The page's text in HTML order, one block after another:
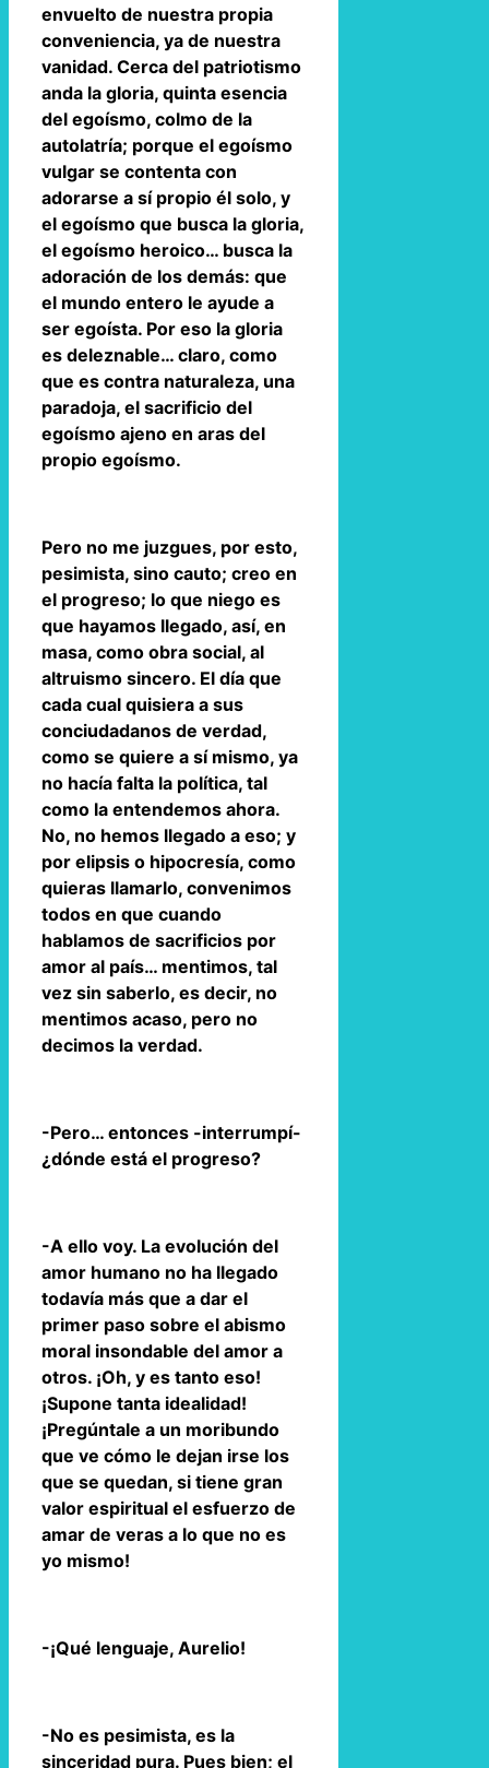
envuelto de nuestra propia
conveniencia, ya de nuestra
vanidad. Cerca del patriotismo
anda la gloria, quinta esencia
del egoísmo, colmo de la
autolatría; porque el egoísmo
vulgar se contenta con
adorarse a sí propio él solo, y
el egoísmo que busca la gloria,
el egoísmo heroico… busca la
adoración de los demás: que
el mundo entero le ayude a
ser egoísta. Por eso la gloria
es deleznable… claro, como
que es contra naturaleza, una
paradoja, el sacrificio del
egoísmo ajeno en aras del
propio egoísmo.
Pero no me juzgues, por esto,
pesimista, sino cauto; creo en
el progreso; lo que niego es
que hayamos llegado, así, en
masa, como obra social, al
altruismo sincero. El día que
cada cual quisiera a sus
conciudadanos de verdad,
como se quiere a sí mismo, ya
no hacía falta la política, tal
como la entendemos ahora.
No, no hemos llegado a eso; y
por elipsis o hipocresía, como
quieras llamarlo, convenimos
todos en que cuando
hablamos de sacrificios por
amor al país… mentimos, tal
vez sin saberlo, es decir, no
mentimos acaso, pero no
decimos la verdad.
-Pero… entonces -interrumpí-
¿dónde está el progreso?
-A ello voy. La evolución del
amor humano no ha llegado
todavía más que a dar el
primer paso sobre el abismo
moral insondable del amor a
otros. ¡Oh, y es tanto eso!
¡Supone tanta idealidad!
¡Pregúntale a un moribundo
que ve cómo le dejan irse los
que se quedan, si tiene gran
valor espiritual el esfuerzo de
amar de veras a lo que no es
yo mismo!
-¡Qué lenguaje, Aurelio!
-No es pesimista, es la
sinceridad pura. Pues bien; el